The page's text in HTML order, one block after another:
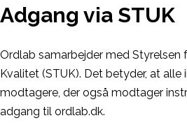
Adgang via STUK
Ordlab samarbejder med Styrelsen
Kvalitet (STUK). Det betyder, at alle
modtagere, der også modtager
adgang til ordlab.dk.